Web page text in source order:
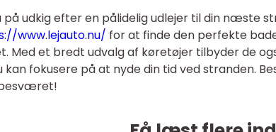
på udkig efter en pålidelig udlejer til din næste
www.lejauto.nu/ for at finde den perfekte
Med et bredt udvalg af køretøjer tilbyder de
kan fokusere på at nyde din tid ved stranden.